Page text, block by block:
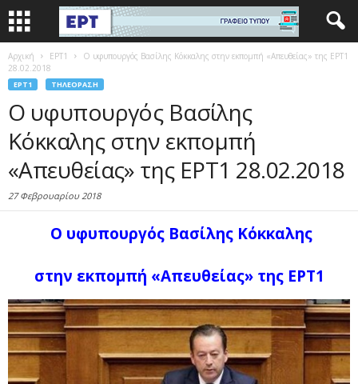
Αρχική EΡΤ1
Ο υφυπουργός Βασίλης Κόκκαλης στην εκπομπή «Απευθείας» της ΕΡΤ1
28.02.2018
EΡΤ1 ΤΗΛΕΌΡΑΣΗ
Ο υφυπουργός Βασίλης
Κόκκαλης στην εκπομπή
«Απευθείας» της ΕΡΤ1 28.02.2018
27 Φεβρουαρίου 2018
Ο υφυπουργός Βασίλης Κόκκαλης
στην εκπομπή «Απευθείας» της ΕΡΤ1